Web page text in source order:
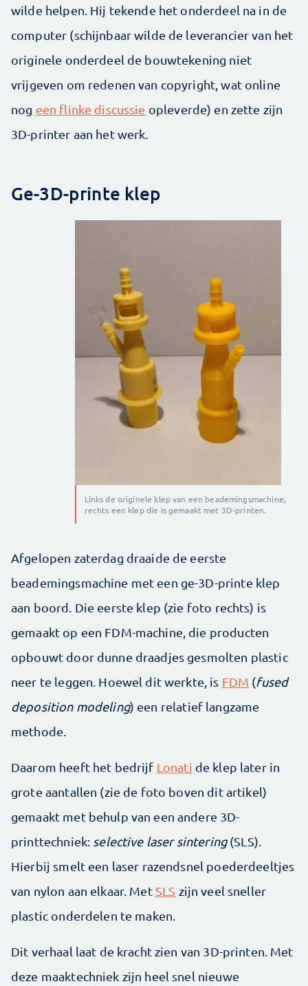
wilde helpen. Hij tekende het onderdeel na in de
computer (schijnbaar wilde de leverancier van het
originele onderdeel de bouwtekening niet
vrijgeven om redenen van copyright, wat online
nog een flinke discussie opleverde) en zette zijn
3D-printer aan het werk.
Ge-3D-printe klep
Links de originele klep van een beademingsmachine,
rechts een klep die is gemaakt met 3D-printen.
Afgelopen zaterdag draaide de eerste
beademingsmachine met een ge-3D-printe klep
aan boord. Die eerste klep (zie foto rechts) is
gemaakt op een FDM-machine, die producten
opbouwt door dunne draadjes gesmolten plastic
neer te leggen. Hoewel dit werkte, is FDM (fused
deposition modeling) een relatief langzame
methode.
Daarom heeft het bedrijf Lonati de klep later in
grote aantallen (zie de foto boven dit artikel)
gemaakt met behulp van een andere 3D-
printtechniek: selective laser sintering(SLS).
Hierbij smelt een laser razendsnel poederdeeltjes
van nylon aan elkaar. Met SLS zijn veel sneller
plastic onderdelen te maken.
Dit verhaal laat de kracht zien van 3D-printen. Met
deze maaktechniek zijn heel snel nieuwe